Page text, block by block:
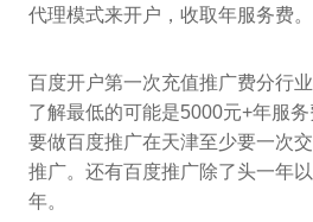
代理模式来开户，收取年服务费。
百度开户第一次充值推广费分行
了解最低的可能是5000元+年服
要做百度推广在天津至少要一次
推广。还有百度推广除了头一年
年。